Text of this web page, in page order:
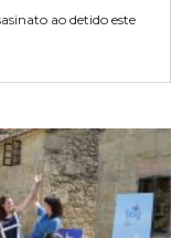
ao detido este